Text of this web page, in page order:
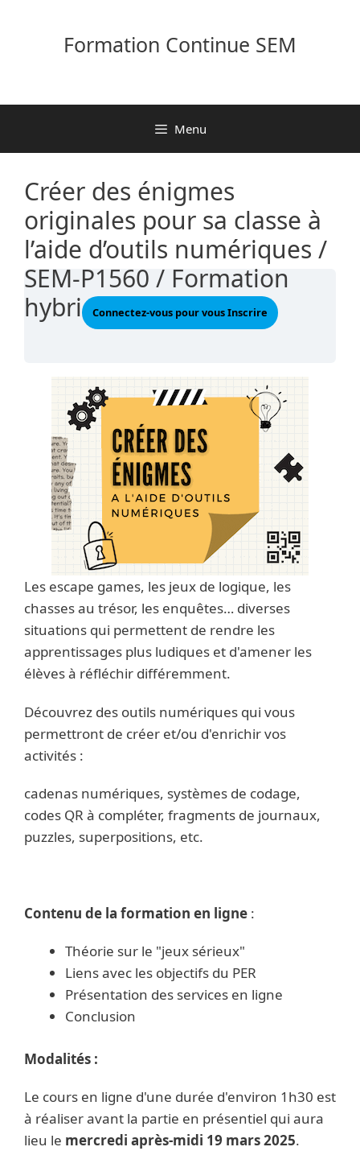
Formation Continue SEM
Menu
Créer des énigmes
originales pour sa classe à
l’aide d’outils numériques /
SEM-P1560 / Formation
hybrideConnectez-vous pour vous Inscrire
Les escape games, les jeux de logique, les
chasses au trésor, les enquêtes… diverses
situations qui permettent de rendre les
apprentissages plus ludiques et d'amener les
élèves à réfléchir différemment.
Découvrez des outils numériques qui vous
permettront de créer et/ou d'enrichir vos
activités :
cadenas numériques, systèmes de codage,
codes QR à compléter, fragments de journaux,
puzzles, superpositions, etc.
Contenu de la formation en ligne :
Théorie sur le "jeux sérieux"
Liens avec les objectifs du PER
Présentation des services en ligne
Conclusion
Modalités :
Le cours en ligne d'une durée d'environ 1h30 est
à réaliser avant la partie en présentiel qui aura
lieu le mercredi après-midi 19 mars 2025.